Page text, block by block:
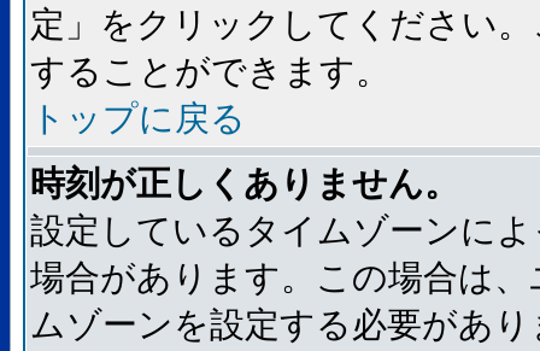
定」をクリックしてください
することができます。
トップに戻る
時刻が正しくありません。
設定しているタイムゾーンに
場合があります。この場合は
ムゾーンを設定する必要があ